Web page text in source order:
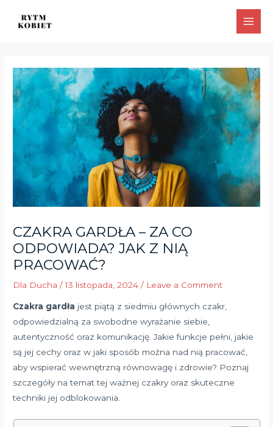
Main
CZAKRA GARDŁA – ZA CO
ODPOWIADA? JAK Z NIĄ
PRACOWAĆ?
Dla Ducha /13 listopada, 2024/ Leave a Comment
Czakra gardła jest piątą z siedmiu głównych czakr,
odpowiedzialną za swobodne wyrażanie siebie,
autentyczność oraz komunikację. Jakie funkcje pełni, jakie
są jej cechy oraz w jaki sposób można nad nią pracować,
aby wspierać wewnętrzną równowagę i zdrowie? Poznaj
szczegóły na temat tej ważnej czakry oraz skuteczne
techniki jej odblokowania.
navigation